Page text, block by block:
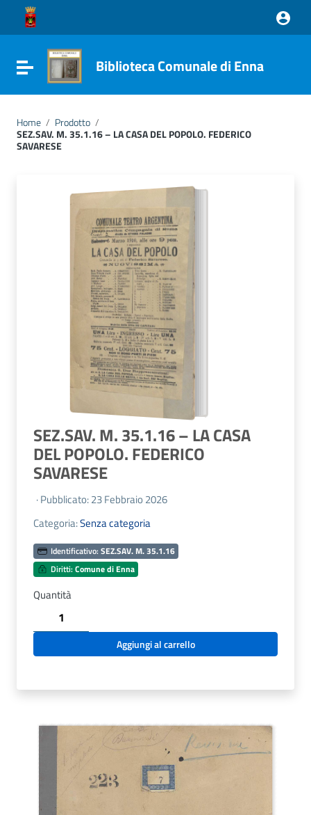
Vai ai contenuti
Vai al menu di navigazione
Vai al footer
Attiva / disattiva la navigazione
Biblioteca Comunale di Enna
Home / Prodotto /
SEZ.SAV. M. 35.1.16 – LA CASA DEL POPOLO. FEDERICO
SAVARESE
SEZ.SAV. M. 35.1.16 – LA CASA
DEL POPOLO. FEDERICO
SAVARESE
· Pubblicato: 23 Febbraio 2026
Categoria:Senza categoria
Identificativo: SEZ.SAV. M. 35.1.16
Diritti:Comune di Enna
Quantità
35.1.16
DEL
SAVARESE
Aggiungi al carrello